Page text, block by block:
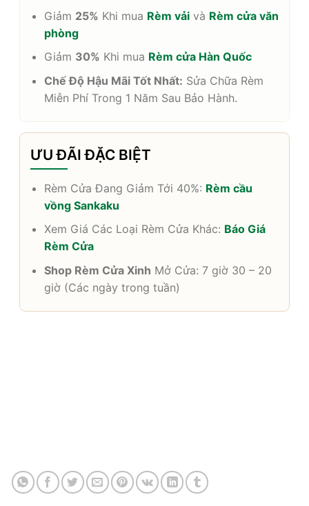
Giảm 25% Khi mua Rèm vải và Rèm cửa văn
phòng
Giảm 30% Khi mua Rèm cửa Hàn Quốc
Chế Độ Hậu Mãi Tốt Nhất: Sửa Chữa Rèm
Miễn Phí Trong 1 Năm Sau Bảo Hành.
ƯU ĐÃI ĐẶC BIỆT
Rèm Cửa Đang Giảm Tới 40%: Rèm cầu
vồng Sankaku
Xem Giá Các Loại Rèm Cửa Khác: Báo Giá
Rèm Cửa
Shop Rèm Cửa Xinh Mở Cửa: 7 giờ 30 – 20
giờ (Các ngày trong tuần)